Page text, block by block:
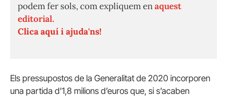
podem fer sols, com expliquem enaquest
editorial.
Clica aquí i ajuda'ns!
Els pressupostos de la Generalitat de 2020 incorporen
una partida d’1,8 milions d’euros que, si s’acaben